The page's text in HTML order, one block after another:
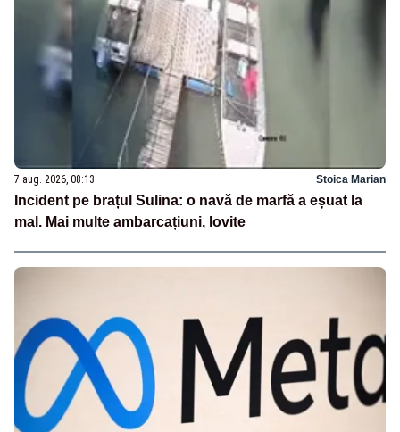
7 aug. 2026, 08:13 Stoica Marian
Incident pe brațul Sulina: o navă de marfă a eșuat la
mal. Mai multe ambarcațiuni, lovite